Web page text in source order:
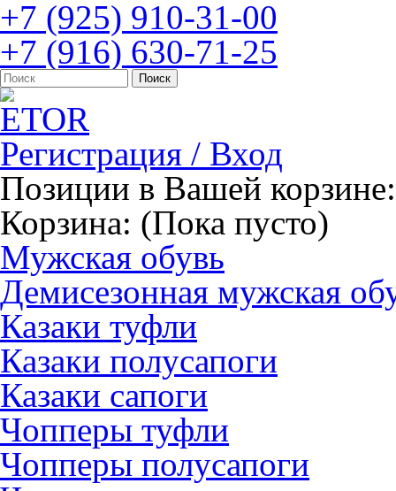
+7 (925) 910-31-00
+7 (916) 630-71-25
Регистрация / Вход
Позиции в Вашей корзине:
Корзина: (Пока пусто)
Мужская обувь
Демисезонная мужская
Казаки туфли
Казаки полусапоги
Казаки сапоги
Чопперы туфли
Чопперы полусапоги